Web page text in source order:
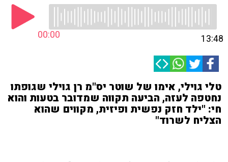
00:00 13:48
טלי גוילי, אימו של שוטר יס"מ רן גוילי שגופתו
נחטפה לעזה, הביעה תקווה שמדובר בטעות והוא
חי: "ילד חזק נפשית ופיזית, מקווים שהוא
הצליח לשרוד"